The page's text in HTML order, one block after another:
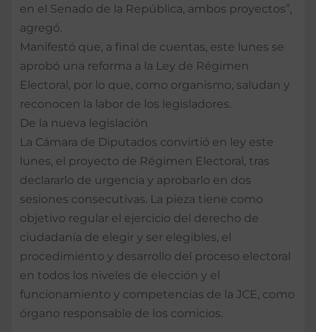
en el Senado de la República, ambos proyectos”,
agregó.
Manifestó que, a final de cuentas, este lunes se
aprobó una reforma a la Ley de Régimen
Electoral, por lo que, como organismo, saludan y
reconocen la labor de los legisladores.
De la nueva legislación
La Cámara de Diputados convirtió en ley este
lunes, el proyecto de Régimen Electoral, tras
declararlo de urgencia y aprobarlo en dos
sesiones consecutivas. La pieza tiene como
objetivo regular el ejercicio del derecho de
ciudadanía de elegir y ser elegibles, el
procedimiento y desarrollo del proceso electoral
en todos los niveles de elección y el
funcionamiento y competencias de la JCE, como
órgano responsable de los comicios.